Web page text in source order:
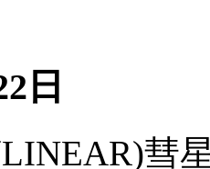
日
彗